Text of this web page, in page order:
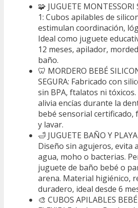
🧩 JUGUETE MONTESSORI
1: Cubos apilables de
estimulan coordinación,
Ideal como juguete
12 meses, apilador,
baño.
🦷 MORDERO BEBÉ
SEGURA: Fabricado con
sin BPA, ftalatos ni tóxicos.
alivia encías durante la
bebé sensorial certificado,
y lavar.
🛁 JUGUETE BAÑO Y
Diseño sin agujeros, evita
agua, moho o bacterias.
juguete de baño bebé o
arena. Material higiénico,
duradero, ideal desde 6
🎨 CUBOS APILABLES